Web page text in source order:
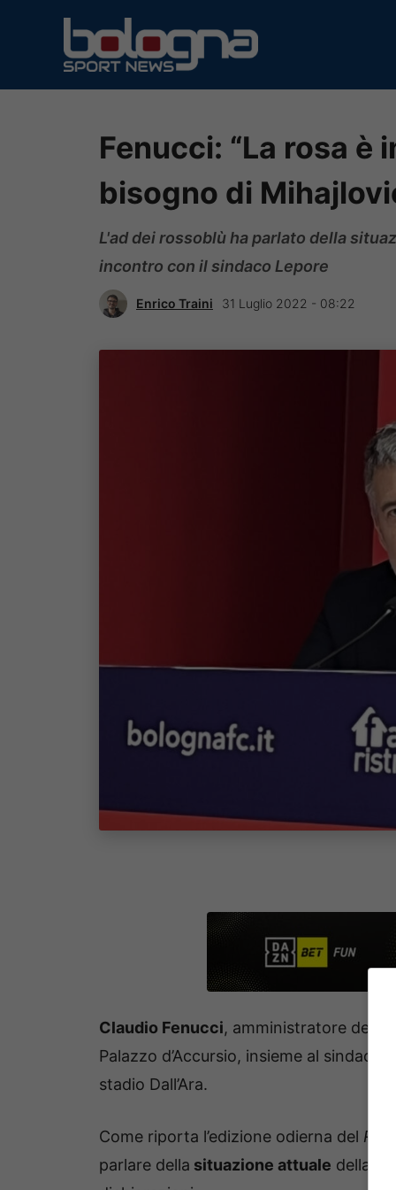
contenuto
Fenucci: “La rosa è
bisogno di
L'ad dei rossoblù ha parlato della
incontro con il sindaco Lepore
Enrico Traini 31 Luglio 2022 - 08:22
Claudio Fenucci, amministratore
Palazzo d’Accursio, insieme al sindaco
stadio Dall’Ara.
Come riporta l’edizione odierna del
parlare della situazione attuale della